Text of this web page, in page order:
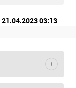
21.04.2023 03:13